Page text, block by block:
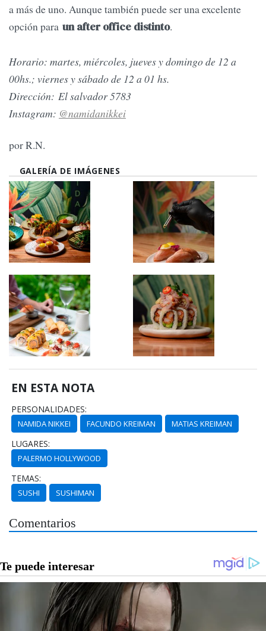
a más de uno. Aunque también puede ser una excelente
opción para un after office distinto.
Horario: martes, miércoles, jueves y domingo de 12 a
00hs.; viernes y sábado de 12 a 01 hs.
Dirección: El salvador 5783
Instagram: @namidanikkei
por R.N.
GALERÍA DE IMÁGENES
EN ESTA NOTA
PERSONALIDADES:
NAMIDA NIKKEI FACUNDO KREIMAN MATIAS KREIMAN
LUGARES:
PALERMO HOLLYWOOD
TEMAS:
SUSHI SUSHIMAN
Comentarios